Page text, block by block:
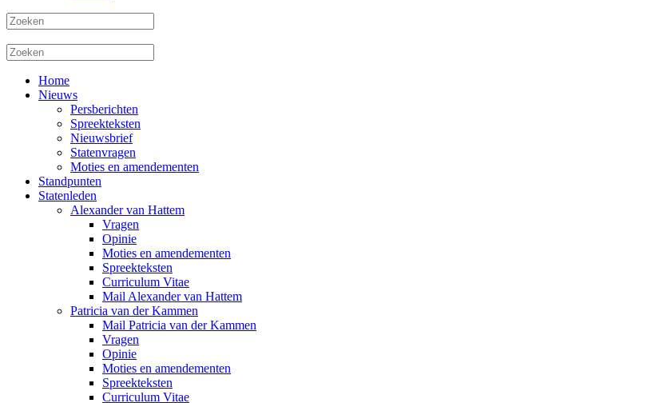
Home
Nieuws
Persberichten
Spreekteksten
Nieuwsbrief
Statenvragen
Moties en amendementen
Standpunten
Statenleden
Alexander van Hattem
Vragen
Opinie
Moties en amendementen
Spreekteksten
Curriculum Vitae
Mail Alexander van Hattem
Patricia van der Kammen
Mail Patricia van der Kammen
Vragen
Opinie
Moties en amendementen
Spreekteksten
Curriculum Vitae